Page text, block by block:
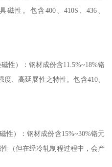
性。包含400、410S、436、
性）：钢材成份含11.5%~18%铬
、高延展性之特性。包含410、
性）：钢材成份含15%~30%铬元
（但在经冷轧制程过程中，会产